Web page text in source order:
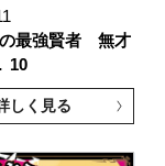
最強賢者 無才
10
しく見る